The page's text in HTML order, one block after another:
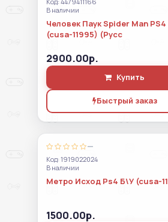
В наличии
Человек Паук Spider Man PS4
(cusa-11995) (Русс
2900.00р.
Купить
Быстрый заказ
—
Код: 1919022024
В наличии
Метро Исход Ps4 Б\У (cusa-
1500.00р.